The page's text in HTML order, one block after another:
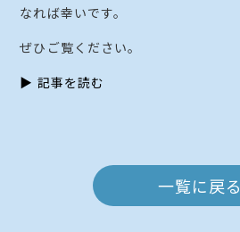
なれば幸いです。
ぜひご覧ください。
▶︎ 記事を読む
一覧に戻る